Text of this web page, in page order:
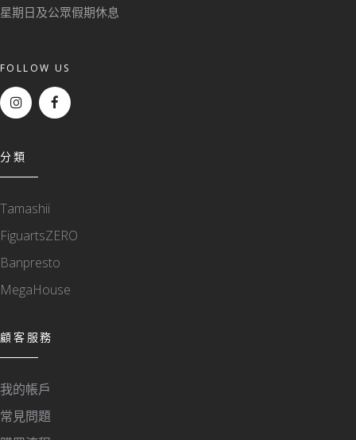
星期日及公眾假期休息
FOLLOW US
分類
Tamashii
FiguartsZERO
Banpresto
MegaHouse
顧客服務
我的帳戶
常見問題